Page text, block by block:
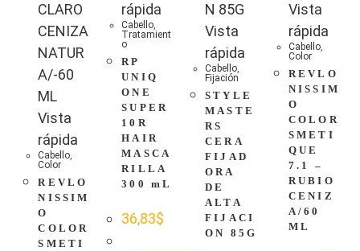
Vista
rápida
Cabello,
Color
REVLO
NISSIM
O
COLOR
SMETI
rápida
Cabello,
Tratamient
o
RP
UNIQ
ONE
SUPER
10R
HAIR
MASCA
RILLA
300 mL
36,83$
Vista
rápida
Cabello,
Fijación
STYLE
MASTE
RS
CERA
FIJAD
ORA
DE
ALTA
FIJACI
ON 85G
Vista
rápida
Cabello,
Color
REVLO
NISSIM
O
COLOR
SMETI
QUE
7.1 –
RUBIO
CENIZ
A/60
ML